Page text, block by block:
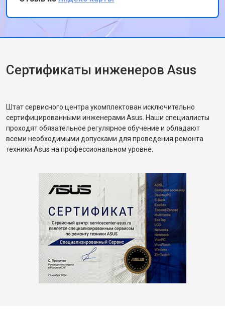
показаться немного высокими, качество
работы того стоит. Спасибо за вашу работу!
Сертификаты инженеров Asus
Штат сервисного центра укомплектован исключительно
сертифицированными инженерами Asus. Наши специалисты
проходят обязательное регулярное обучение и обладают
всеми необходимыми допусками для проведения ремонта
техники Asus на профессиональном уровне.